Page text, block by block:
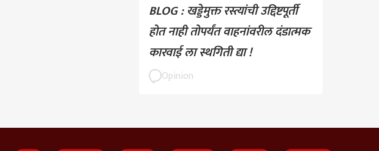
BLOG : खड्डेमुक्त रस्त्यांची उद्दिष्टपूर्ती
होत नाही तोपर्यंत वाहनांवरील दंडात्मक
कारवाई ला स्थगिती द्या !
Opinion